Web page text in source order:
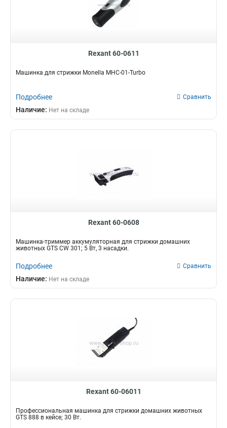
Rexant 60-0611
Машинка для стрижки Monella MHC-01-Turbo
Подробнее Сравнить
Наличие: Нет на складе
Rexant 60-0608
Машинка-триммер аккумуляторная для стрижки домашних
животных GTS CW 301; 5 Вт, 3 насадки.
Подробнее Сравнить
Наличие: Нет на складе
Rexant 60-06011
Профессиональная машинка для стрижки домашних животных
GTS 888 в кейсе; 30 Вт.